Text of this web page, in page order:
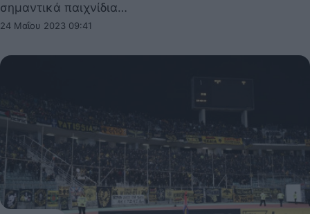
σημαντικά παιχνίδια…
24 Μαΐου 2023 09:41